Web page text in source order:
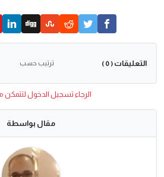
التعليقات ( 0 ) ترتيب حسب
الرجاء تسجيل الدخول لتتمكن
مقال بواسطة